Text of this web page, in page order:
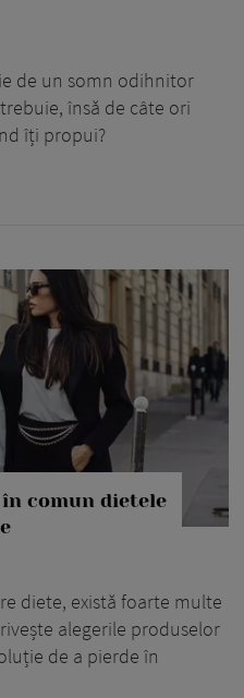
de un somn odihnitor
însă de câte ori
îți propui?
comun dietele
diete, există foarte multe
alegerile produselor
de a pierde în